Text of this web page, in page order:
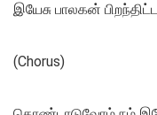
இயேசு பாலகன்
(Chorus)